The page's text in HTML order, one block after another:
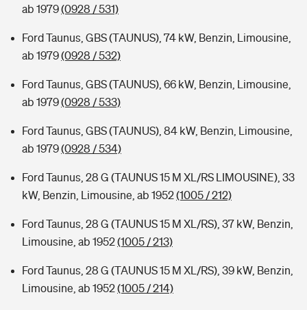
ab 1979(0928 / 531)
Ford Taunus, GBS (TAUNUS), 74 kW, Benzin, Limousine,
ab 1979(0928 / 532)
Ford Taunus, GBS (TAUNUS), 66 kW, Benzin, Limousine,
ab 1979(0928 / 533)
Ford Taunus, GBS (TAUNUS), 84 kW, Benzin, Limousine,
ab 1979(0928 / 534)
Ford Taunus, 28 G (TAUNUS 15 M XL/RS LIMOUSINE), 33
kW, Benzin, Limousine, ab 1952(1005 / 212)
Ford Taunus, 28 G (TAUNUS 15 M XL/RS), 37 kW, Benzin,
Limousine, ab 1952(1005 / 213)
Ford Taunus, 28 G (TAUNUS 15 M XL/RS), 39 kW, Benzin,
Limousine, ab 1952(1005 / 214)